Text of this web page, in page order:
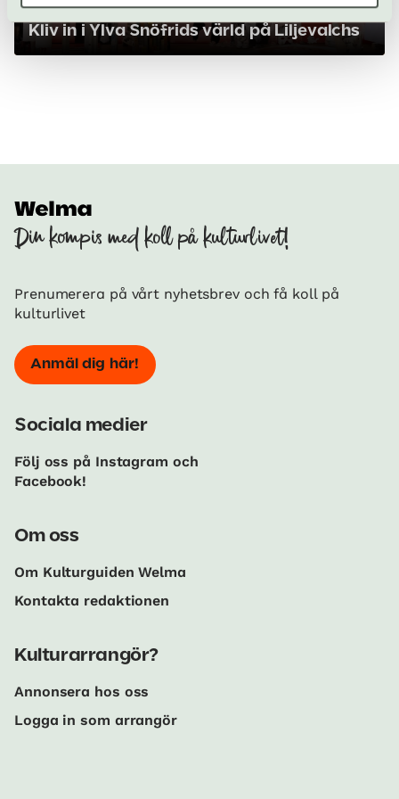
Kliv in i Ylva Snöfrids värld på Liljevalchs
Din kompis med koll på kulturlivet!
Prenumerera på vårt nyhetsbrev och få koll på
kulturlivet
Anmäl dig här!
Sociala medier
Följ oss på Instagram och
Facebook!
Om oss
Om Kulturguiden Welma
Kontakta redaktionen
Kulturarrangör?
Annonsera hos oss
Logga in som arrangör